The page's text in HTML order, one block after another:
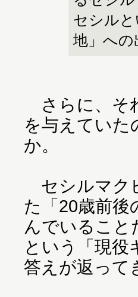
セシル
地」への
さらに、そ
を与えていた
か。
セシルマク
た「20歳前後
んでいるこ
という「現役
答えが返って